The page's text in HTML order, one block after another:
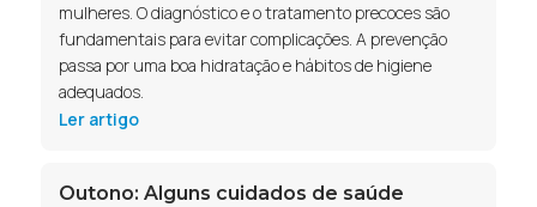
mulheres. O diagnóstico e o tratamento precoces são
fundamentais para evitar complicações. A prevenção
passa por uma boa hidratação e hábitos de higiene
adequados.
Ler artigo
Outono: Alguns cuidados de saúde